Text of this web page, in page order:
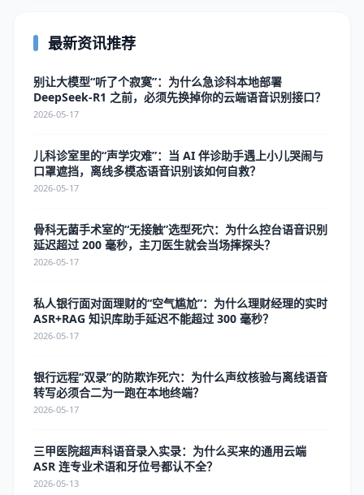
最新资讯推荐
别让大模型“听了个寂寞”：为什么急诊科本地部署
DeepSeek-R1 之前，必须先换掉你的云端语音识别接口？
2026-05-17
儿科诊室里的“声学灾难”：当 AI 伴诊助手遇上小儿哭闹与
口罩遮挡，离线多模态语音识别该如何自救？
2026-05-17
骨科无菌手术室的“无接触”选型死穴：为什么控台语音识别
延迟超过 200 毫秒，主刀医生就会当场摔探头？
2026-05-17
私人银行面对面理财的“空气尴尬”：为什么理财经理的实时
ASR+RAG 知识库助手延迟不能超过 300 毫秒？
2026-05-17
银行远程“双录”的防欺诈死穴：为什么声纹核验与离线语音
转写必须合二为一跑在本地终端？
2026-05-17
三甲医院超声科语音录入实录：为什么买来的通用云端
ASR 连专业术语和牙位号都认不全？
2026-05-13